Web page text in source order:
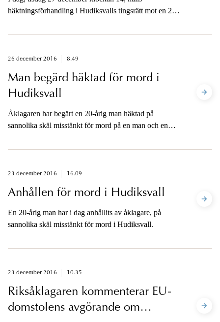
häktningsförhandling i Hudiksvalls tingsrätt mot en 20-
misstänkt för mord på en man och en kvinna i
26 december 2016 8.49
Man begärd häktad för mord i
Hudiksvall
Åklagaren har begärt en 20-årig man häktad på
sannolika skäl misstänkt för mord på en man och en
tisdag den 27 december i Hudiksvalls tingsrätt.
23 december 2016 16.09
Anhållen för mord i Hudiksvall
En 20-årig man har i dag anhållits av åklagare, på
sannolika skäl misstänkt för mord i Hudiksvall.
23 december 2016 10.35
Riksåklagaren kommenterar EU-
domstolens avgörande om